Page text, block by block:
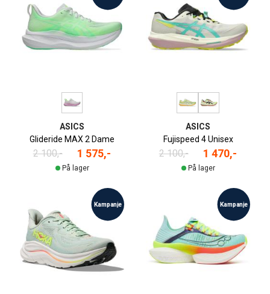
ASICS
Glideride MAX 2 Dame
2 100,- 1 575,-
På lager
ASICS
Fujispeed 4 Unisex
2 100,- 1 470,-
På lager
Kampanje Kampanje